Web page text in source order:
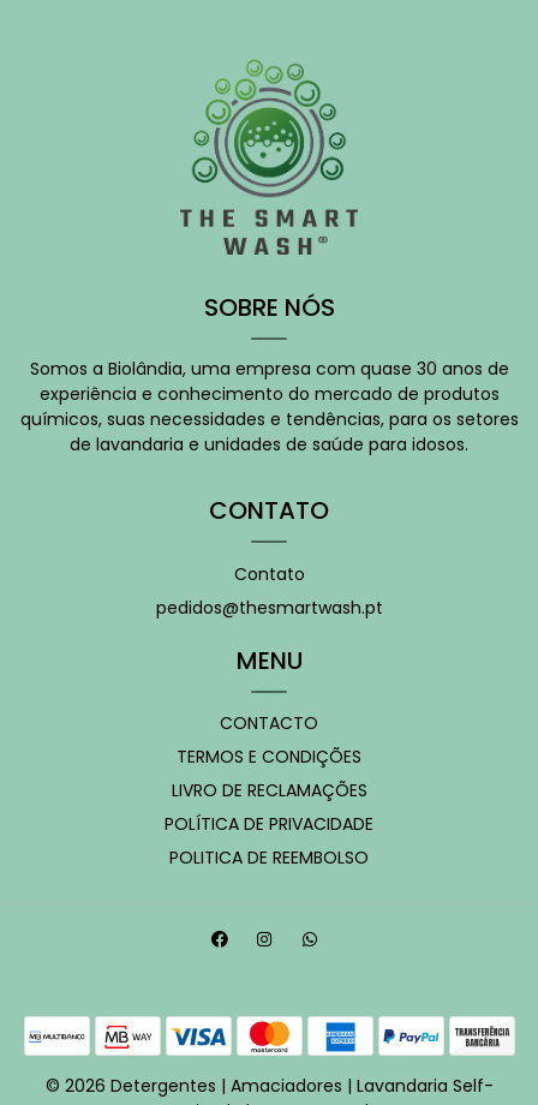
SOBRE NÓS
Somos a Biolândia, uma empresa com quase 30 anos de
experiência e conhecimento do mercado de produtos
químicos, suas necessidades e tendências, para os setores
de lavandaria e unidades de saúde para idosos.
CONTATO
Contato
pedidos@thesmartwash.pt
MENU
CONTACTO
TERMOS E CONDIÇÕES
LIVRO DE RECLAMAÇÕES
POLÍTICA DE PRIVACIDADE
POLITICA DE REEMBOLSO
© 2026 Detergentes | Amaciadores | Lavandaria Self-